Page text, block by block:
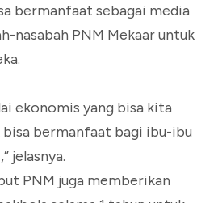
bermanfaat sebagai media
nasabah PNM Mekaar untuk
ekonomis yang bisa kita
bermanfaat bagi ibu-ibu
jelasnya.
PNM juga memberikan